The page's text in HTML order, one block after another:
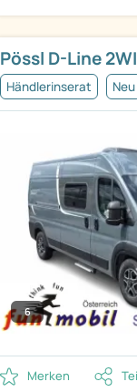
Pössl D-Line
Händlerinserat Neu
6
Merken